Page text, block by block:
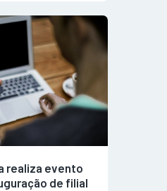
realiza evento
de filial